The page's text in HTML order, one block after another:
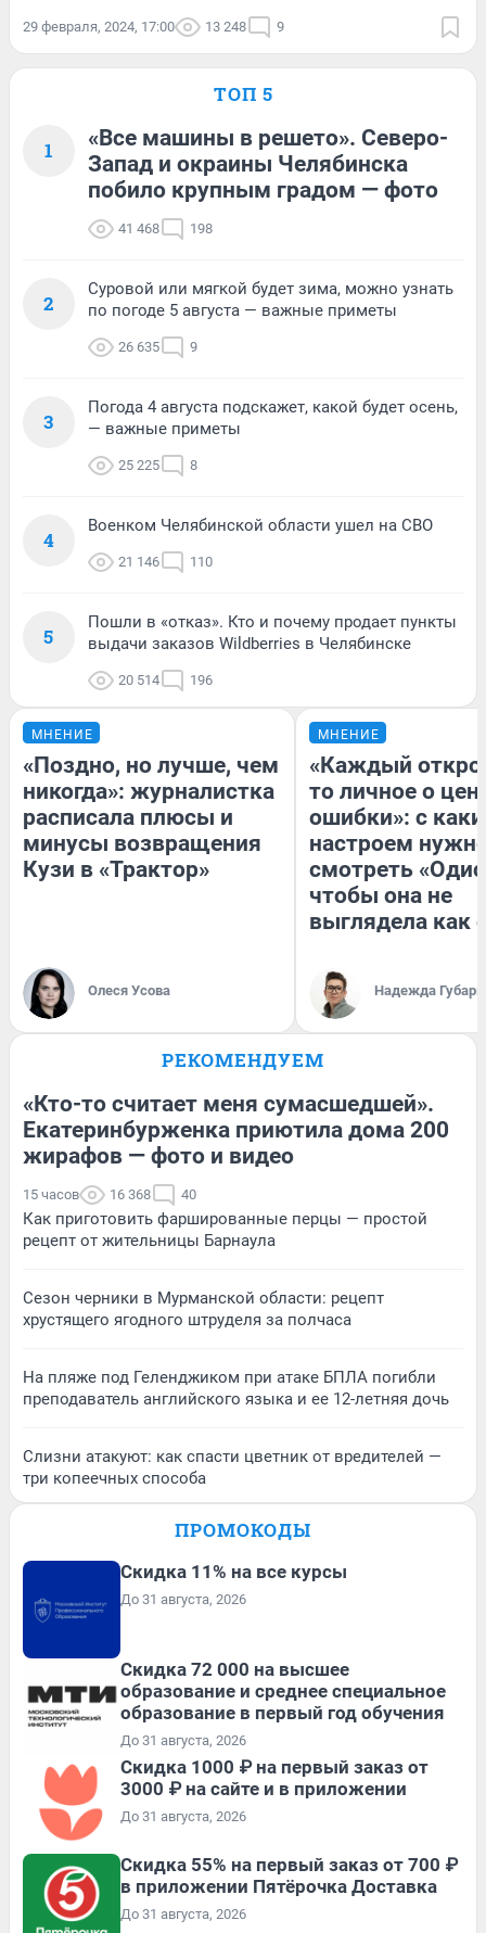
29 февраля, 2024, 17:00 13 248 9
ТОП 5
1
«Все машины в решето». Северо-
Запад и окраины Челябинска
побило крупным градом — фото
41 468 198
2
Суровой или мягкой будет зима, можно узнать
по погоде 5 августа — важные приметы
26 635 9
3
Погода 4 августа подскажет, какой будет осень,
— важные приметы
25 225 8
4
Военком Челябинской области ушел на СВО
21 146 110
5
Пошли в «отказ». Кто и почему продает пункты
выдачи заказов Wildberries в Челябинске
20 514 196
МНЕНИЕ
«Поздно, но лучше, чем
никогда»: журналистка
расписала плюсы и
минусы возвращения
Кузи в «Трактор»
Олеся Усова
МНЕНИЕ
«Каждый
то личное о
ошибки»: с
настроем
смотреть
чтобы она не
выглядела как
Надежда Губарь
РЕКОМЕНДУЕМ
«Кто-то считает меня сумасшедшей».
Екатеринбурженка приютила дома 200
жирафов — фото и видео
15 часов 16 368 40
Как приготовить фаршированные перцы — простой
рецепт от жительницы Барнаула
Сезон черники в Мурманской области: рецепт
хрустящего ягодного штруделя за полчаса
На пляже под Геленджиком при атаке БПЛА погибли
преподаватель английского языка и ее 12-летняя дочь
Слизни атакуют: как спасти цветник от вредителей —
три копеечных способа
ПРОМОКОДЫ
Скидка 11% на все курсы
До 31 августа, 2026
Скидка 72 000 на высшее
образование и среднее специальное
образование в первый год обучения
До 31 августа, 2026
Скидка 1000 ₽ на первый заказ от
3000 ₽ на сайте и в приложении
До 31 августа, 2026
Скидка 55% на первый заказ от 700 ₽
в приложении Пятёрочка Доставка
До 31 августа, 2026